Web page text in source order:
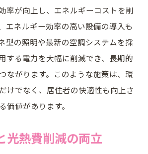
率が向上し、エネルギーコストを削
エネルギー効率の高い設備の導入も
型の照明や最新の空調システムを採
する電力を大幅に削減でき、長期的
ながります。このような施策は、環
けでなく、居住者の快適性も向上さ
価値があります。
光熱費削減の両立